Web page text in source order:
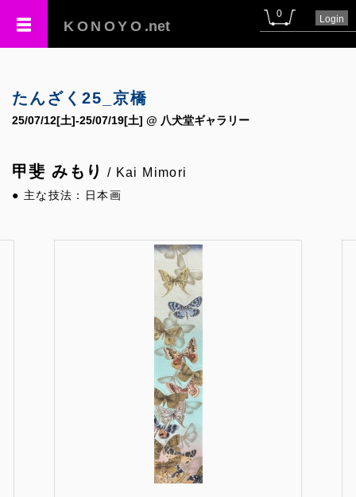
KONOYO .net
0 Login
たんざく25_京橋
25/07/12[土]-25/07/19[土] @ 八犬堂ギャラリー
甲斐 みもり / Kai Mimori
● 主な技法：日本画